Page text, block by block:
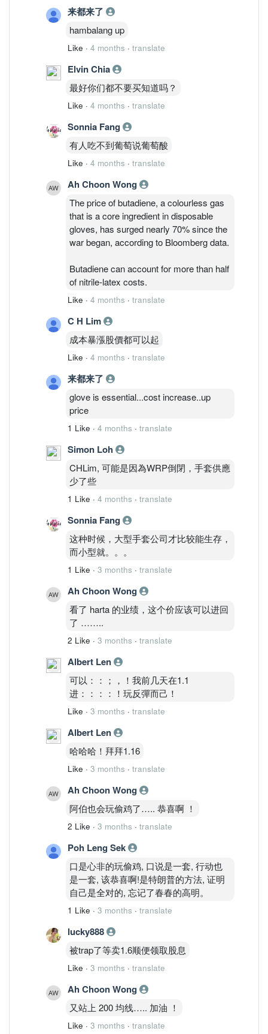
来都来了
hambalang up
Like · 4 months · translate
Elvin Chia
最好你们都不要买知道吗？
Like · 4 months · translate
Sonnia Fang
有人吃不到葡萄说葡萄酸
Like · 4 months · translate
Ah Choon Wong
The price of butadiene, a colourless gas
that is a core ingredient in disposable
gloves, has surged nearly 70% since the
war began, according to Bloomberg data.
Butadiene can account for more than half
of nitrile‑latex costs.
Like · 4 months · translate
C H Lim
成本暴漲股價都可以起
Like · 4 months · translate
来都来了
glove is essential...cost increase..up
price
1 Like · 4 months · translate
Simon Loh
CHLim, 可能是因為WRP倒閉，手套供應
少了些
1 Like · 4 months · translate
Sonnia Fang
这种时候，大型手套公司才比较能生存，
而小型就。。。
1 Like · 3 months · translate
Ah Choon Wong
看了 harta 的业绩，这个价应该可以进回
了 ……..
2 Like · 3 months · translate
Albert Len
可以：：；，！我前几天在1.1
进：：：：！玩反彈而己！
Like · 3 months · translate
Albert Len
哈哈哈！拜拜1.16
Like · 3 months · translate
Ah Choon Wong
阿伯也会玩偷鸡了….. 恭喜啊 ！
2 Like · 3 months · translate
Poh Leng Sek
口是心非的玩偷鸡, 口说是一套, 行动也
是一套, 该恭喜啊!是特朗普的方法, 证明
自己是全对的, 忘记了春春的高明。
1 Like · 3 months · translate
lucky888
被trap了等卖1.6顺便领取股息
Like · 3 months · translate
Ah Choon Wong
又站上 200 均线….. 加油 ！
Like · 3 months · translate